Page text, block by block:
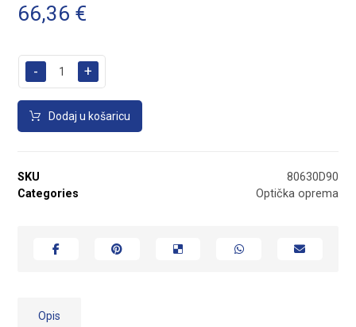
66,36 €
- +
Dodaj u košaricu
SKU
80630D90
Categories
Optička oprema
Opis